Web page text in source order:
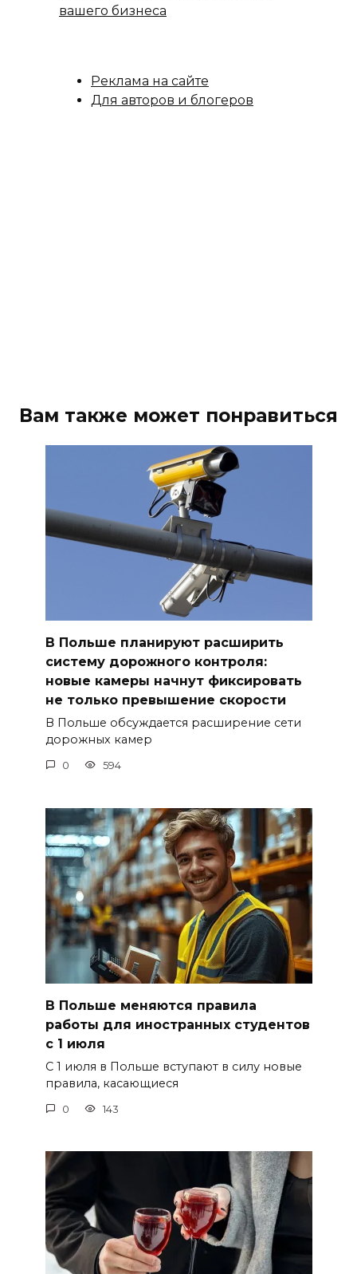
вашего бизнеса
Реклама на сайте
Для авторов и блогеров
Вам также может понравиться
В Польше планируют расширить
систему дорожного контроля:
новые камеры начнут фиксировать
не только превышение скорости
В Польше обсуждается расширение сети
дорожных камер
0 594
В Польше меняются правила
работы для иностранных студентов
с 1 июля
С 1 июля в Польше вступают в силу новые
правила, касающиеся
0 143